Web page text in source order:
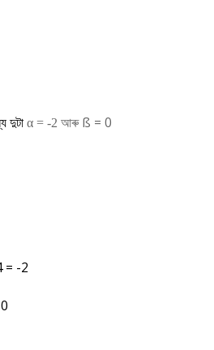
দুটা α = -2 আৰুß = 0
= -2